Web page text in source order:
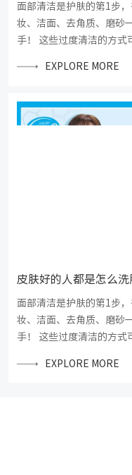
面部清洁是护肤的第1步
妆、洁面、去角质、磨砂
手！ 这些过度清洁的方式
EXPLORE MORE
皮肤好的人都是怎么洗
面部清洁是护肤的第1步
妆、洁面、去角质、磨砂
手！ 这些过度清洁的方式
小妍请到了华西医院皮肤
EXPLORE MORE